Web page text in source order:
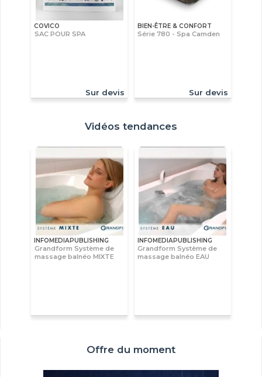
COVICO
SAC POUR SPA
Sur devis
BIEN-ÊTRE & CONFORT
Série 780 - Spa Camden
Sur devis
Vidéos tendances
INFOMEDIAPUBLISHING
Grandform Système de
massage balnéo MIXTE
INFOMEDIAPUBLISHING
Grandform Système de
massage balnéo EAU
Offre du moment